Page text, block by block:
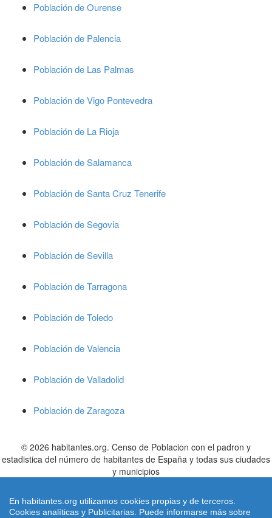
Población de Ourense
Población de Palencia
Población de Las Palmas
Población de Vigo Pontevedra
Población de La Rioja
Población de Salamanca
Población de Santa Cruz Tenerife
Población de Segovia
Población de Sevilla
Población de Tarragona
Población de Toledo
Población de Valencia
Población de Valladolid
Población de Zaragoza
© 2026 habitantes.org. Censo de Poblacion con el padron y
estadistica del número de habitantes de España y todas sus ciudades
y municipios
305 de fecha 21 Diciembre 2.022 el
- Instituto Nacional de
Estadistica
En habitantes.org utilizamos cookies propias y de terceros.
Cookies analíticas y Publicitarias. Puede informarse más sobre